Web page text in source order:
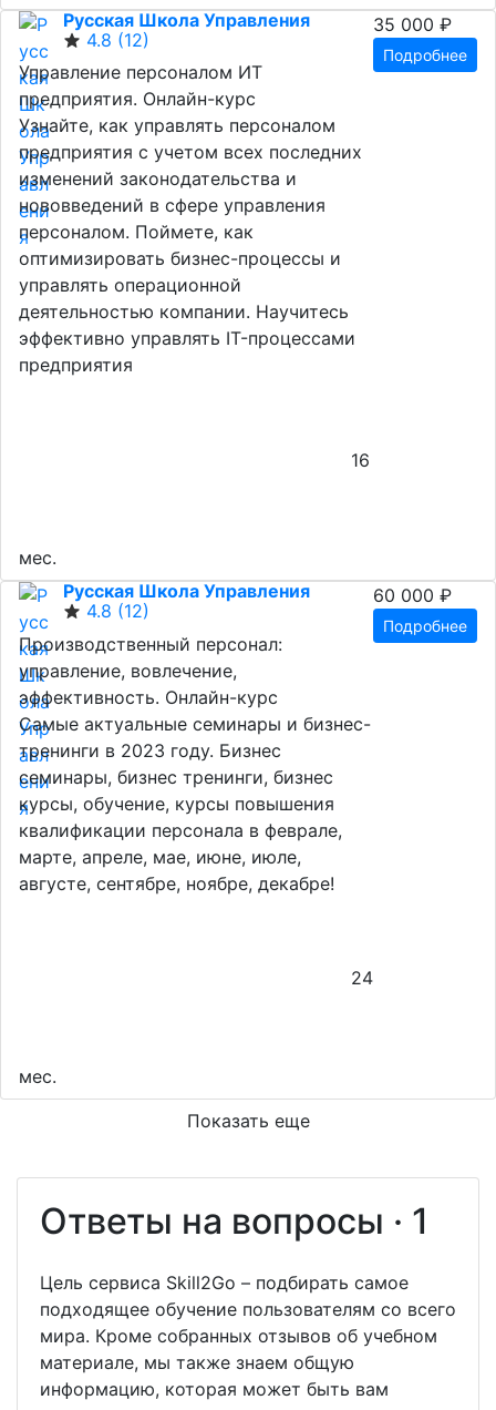
Русская Школа Управления
4.8 (12)
Управление персоналом ИТ
предприятия. Онлайн-курс
Узнайте, как управлять персоналом
предприятия с учетом всех последних
изменений законодательства и
нововведений в сфере управления
персоналом. Поймете, как
оптимизировать бизнес-процессы и
управлять операционной
деятельностью компании. Научитесь
эффективно управлять IT-процессами
предприятия
16
мес.
35 000 ₽
Подробнее
Русская Школа Управления
4.8 (12)
Производственный персонал:
управление, вовлечение,
эффективность. Онлайн-курс
Самые актуальные семинары и бизнес-
тренинги в 2023 году. Бизнес
семинары, бизнес тренинги, бизнес
курсы, обучение, курсы повышения
квалификации персонала в феврале,
марте, апреле, мае, июне, июле,
августе, сентябре, ноябре, декабре!
24
мес.
60 000 ₽
Подробнее
Показать еще
Ответы на вопросы · 1
Цель сервиса Skill2Go – подбирать самое
подходящее обучение пользователям со всего
мира. Кроме собранных отзывов об учебном
материале, мы также знаем общую
информацию, которая может быть вам